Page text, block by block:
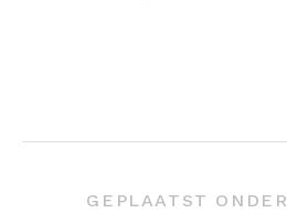
GEPLAATST ONDER